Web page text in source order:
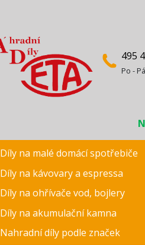
495
Po -
Díly na malé domácí spotřebiče
Díly na kávovary a espressa
Díly na ohřívače vod, bojlery
Díly na akumulační kamna
Nahradní díly podle značek